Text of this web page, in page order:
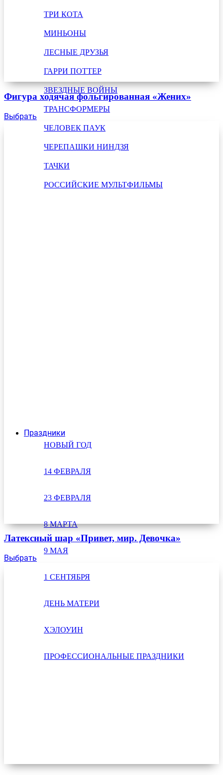
ТРИ КОТА
МИНЬОНЫ
ЛЕСНЫЕ ДРУЗЬЯ
ГАРРИ ПОТТЕР
ЗВЕЗДНЫЕ ВОЙНЫ
ТРАНСФОРМЕРЫ
ЧЕЛОВЕК ПАУК
ЧЕРЕПАШКИ НИНДЗЯ
ТАЧКИ
РОССИЙСКИЕ МУЛЬТФИЛЬМЫ
Праздники
НОВЫЙ ГОД
14 ФЕВРАЛЯ
23 ФЕВРАЛЯ
8 МАРТА
9 МАЯ
1 СЕНТЯБРЯ
ДЕНЬ МАТЕРИ
ХЭЛОУИН
ПРОФЕССИОНАЛЬНЫЕ ПРАЗДНИКИ
Фигура ходячая фольгированная «Жених»
Выбрать
Латексный шар «Привет, мир. Девочка»
Выбрать